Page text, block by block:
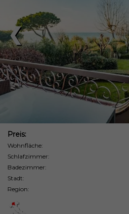
❮
Preis:
Wohnfläche:
Schlafzimmer:
Badezimmer:
Stadt:
Region: